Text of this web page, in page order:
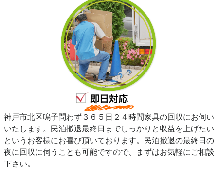
神戸市北区鳴子問わず３６５日２４時間家具の回収にお伺い
いたします。民泊撤退最終日までしっかりと収益を上げたい
というお客様にお喜び頂いております。民泊撤退の最終日の
夜に回収に伺うことも可能ですので、まずはお気軽にご相談
下さい。